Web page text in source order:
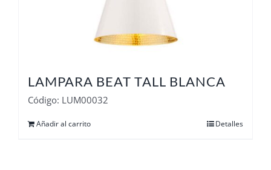
LAMPARA BEAT TALL BLANCA
Código: LUM00032
Añadir al carrito Detalles